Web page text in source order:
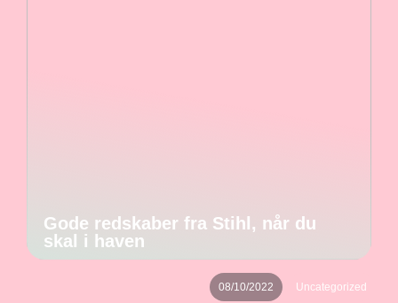
Gode redskaber fra Stihl, når du
skal i haven
08/10/2022 Uncategorized